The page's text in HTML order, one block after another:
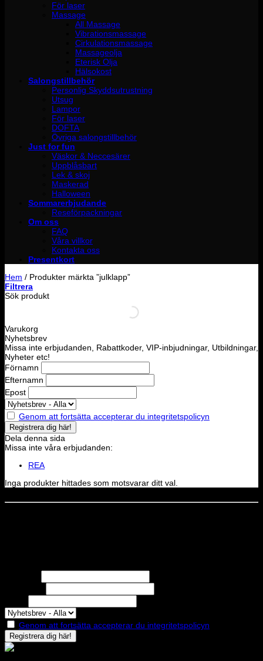
För laser
Massage
All Massage
Vibrationsmassage
Cirkulationsmassage
Massageolja
Eterisk Olja
Hälsokost
Salongstillbehör
Personlig Skyddsutrustning
Utsug
Lampor
För laser
DOFTA
Övriga salongstillbehör
Just for fun
Väskor & Neccesärer
Uppblåsbart
Lek & skoj
Maskerad
Halloween
Sommarerbjudande
Reseförpackningar
Om oss
FAQ
Våra villkor
Kontakta oss
Presentkort
Hem / Produkter märkta ”julklapp”
Filtrera
Sök produkt
Varukorg
Nyhetsbrev
Missa inte erbjudanden, Rabattkoder, VIP-inbjudningar, Utbildningar,
Nyheter etc!
Förnamn
Efternamn
Epost
Genom att fortsätta accepterar du integritetspolicyn
Dela denna sida
Missa inte våra erbjudanden:
REA
Inga produkter hittades som motsvarar ditt val.
Genom att fortsätta accepterar du integritetspolicyn